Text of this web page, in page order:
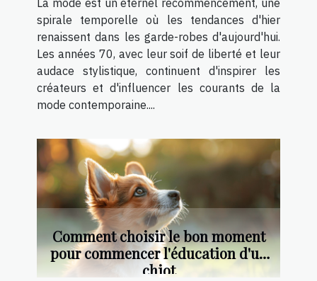
spirale temporelle où les tendances d'hier
renaissent dans les garde-robes d'aujourd'hui.
Les années 70, avec leur soif de liberté et leur
audace stylistique, continuent d'inspirer les
créateurs et d'influencer les courants de la
mode contemporaine....
Comment choisir le bon moment
pour commencer l'éducation d'un
chiot